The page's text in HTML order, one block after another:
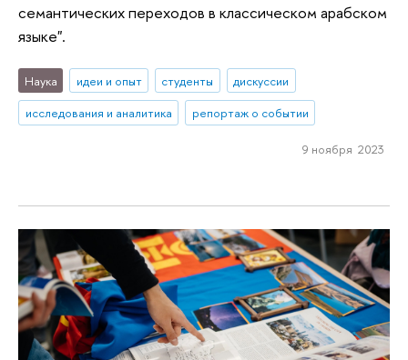
семантических переходов в классическом арабском
языке".
Наука идеи и опыт студенты
дискуссии
исследования и аналитика
репортаж о событии
9 ноября 2023